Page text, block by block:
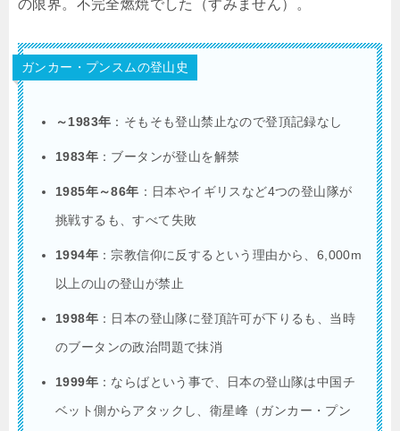
の限界。不完全燃焼でした（すみません）。
ガンカー・プンスムの登山史
～1983年 ：そもそも登山禁止なので登頂記録なし
1983年 ：ブータンが登山を解禁
1985年～86年 ：日本やイギリスなど4つの登山隊が
挑戦するも、すべて失敗
1994年 ：宗教信仰に反するという理由から、6,000m
以上の山の登山が禁止
1998年 ：日本の登山隊に登頂許可が下りるも、当時
のブータンの政治問題で抹消
1999年 ：ならばという事で、日本の登山隊は中国チ
ベット側からアタックし、衛星峰（ガンカー・プン